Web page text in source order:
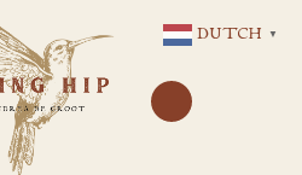
NAAR
DE
INHOUD
DUTCH ▼